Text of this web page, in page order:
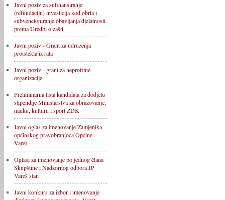
Javni poziv za sufinansiranje
(refundaciju) investicija kod obrta i
subvencioniranje obavljanja djelatnosti
prema Uredbi o zašti
Javni poziv - Grant za udruženja
proistekla iz rata
Javni poziv - grant za neprofitne
organizacije
Preliminarna lista kandidata za dodjelu
stipendije Ministarstva za obrazovanje,
nauku, kulturu i sport ZDK
Javni oglas za imenovanje Zamjenika
općinskog pravobranioca Općine
Vareš
Oglasi za imenovanje po jednog člana
Skupštine i Nadzornog odbora JP
Vareš stan
Javni konkurs za izbor i imenovanje